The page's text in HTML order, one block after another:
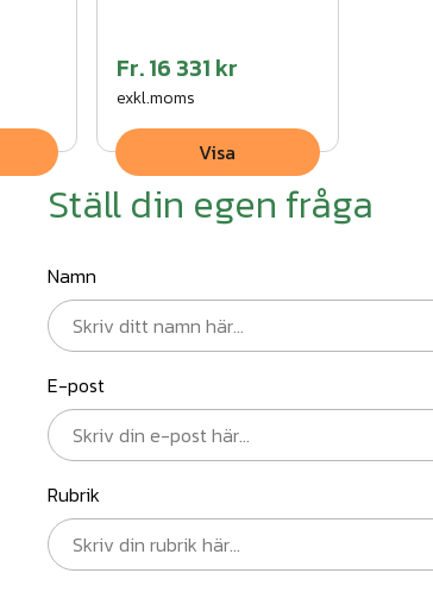
Fr.16 331 kr
exkl.moms
Visa
Ställ din egen fråga
Namn
E-post
Rubrik